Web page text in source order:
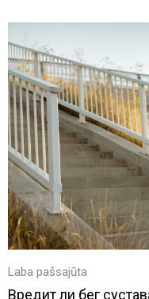
Laba pašsajūta
Вредит ли бег